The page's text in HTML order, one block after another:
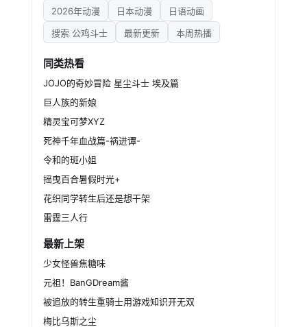
2026年动漫
日本动漫
日语动画
搜索 公鸡斗士
最新更新 本周热播
同类热看
JOJO的奇妙冒险 星尘斗士 埃及篇
巨人族的新娘
精灵宝可梦XYZ
死神千年血战篇-祸进谭-
令和的斑小姐
摇曳百合暑假时光+
花织同学转生后还是想干架
雷霆三人行
最新上架
少女怪兽焦糖味
元祖！BanGDream酱
被追放的转生重骑士用游戏知识开无双
梅比乌斯之尘